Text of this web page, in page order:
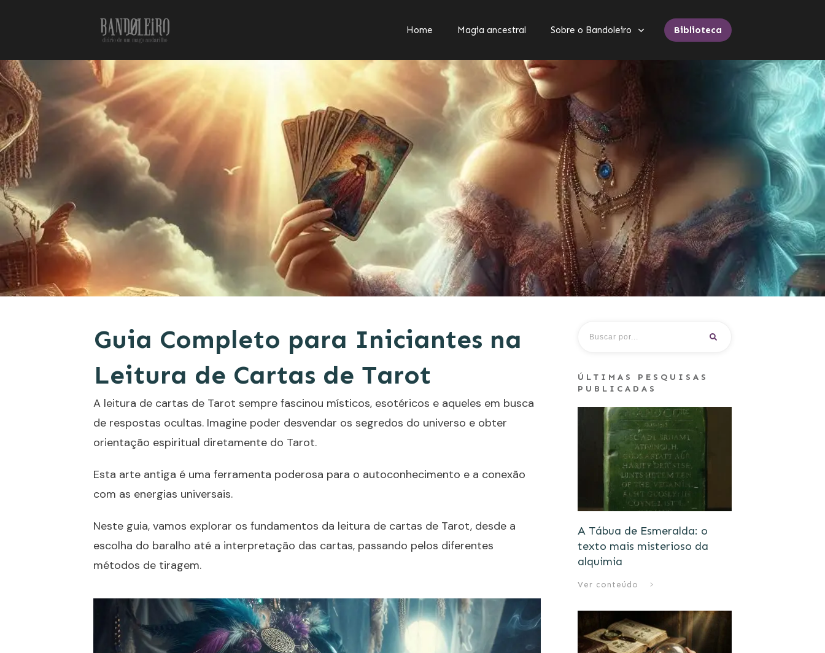
Home Magia ancestral Sobre o Bandoleiro Biblioteca
Guia Completo para Iniciantes na
Leitura de Cartas de Tarot
A leitura de cartas de Tarot sempre fascinou místicos, esotéricos e aqueles em busca
de respostas ocultas. Imagine poder desvendar os segredos do universo e obter
orientação espiritual diretamente do Tarot.
Esta arte antiga é uma ferramenta poderosa para o autoconhecimento e a conexão
com as energias universais.
Neste guia, vamos explorar os fundamentos da leitura de cartas de Tarot, desde a
escolha do baralho até a interpretação das cartas, passando pelos diferentes
métodos de tiragem.
ÚLTIMAS PESQUISAS
PUBLICADAS
A Tábua de Esmeralda: o
texto mais misterioso da
alquimia
Ver conteúdo